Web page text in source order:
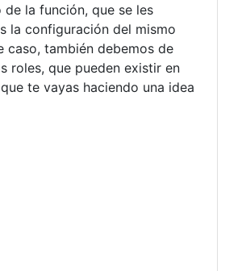
de la función, que se les
la configuración del mismo
caso, también debemos de
roles, que pueden existir en
te vayas haciendo una idea